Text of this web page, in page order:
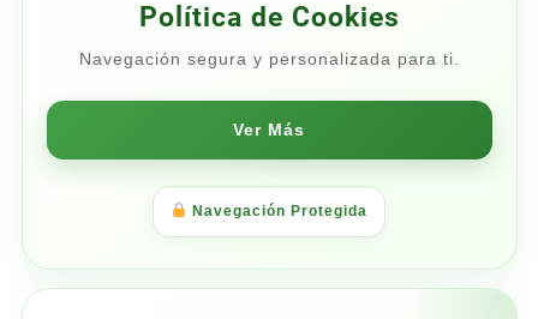
Política de Cookies
Navegación segura y personalizada para ti.
Ver Más
Navegación Protegida